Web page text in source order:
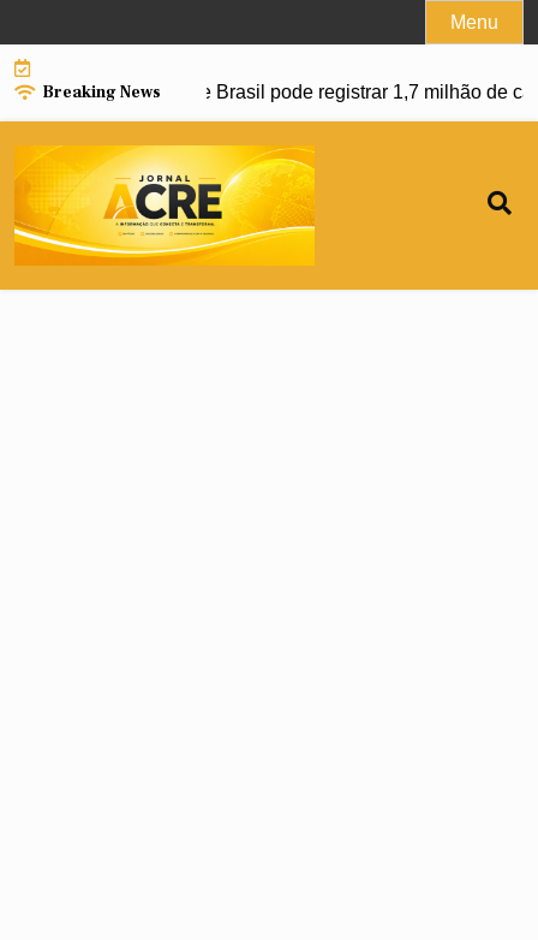
to
content
Menu
Breaking News
avanço da dengue e Brasil pode registrar 1,7 milhão de